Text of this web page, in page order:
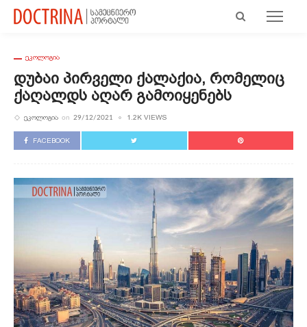
ᲔᲙᲝᲚᲝᲒᲘᲐ
Დუბაი Პირველი Ქალაქია, Რომელიც
Ქაღალდს Აღარ Გამოიყენებს
ᲔᲙᲝᲚᲝᲒᲘᲐ on 29/12/2021 1.2K VIEWS
FACEBOOK